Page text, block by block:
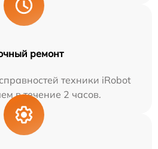
ремонт
техники iRobot
в течение 2 часов.